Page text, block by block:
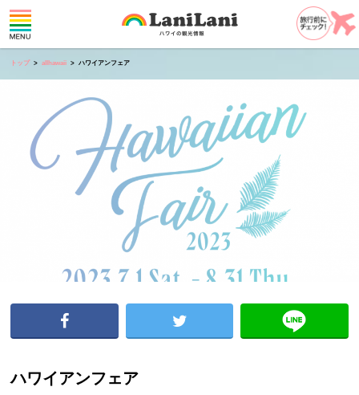
トップ allhawaii ハワイアンフェア
ハワイアンフェア